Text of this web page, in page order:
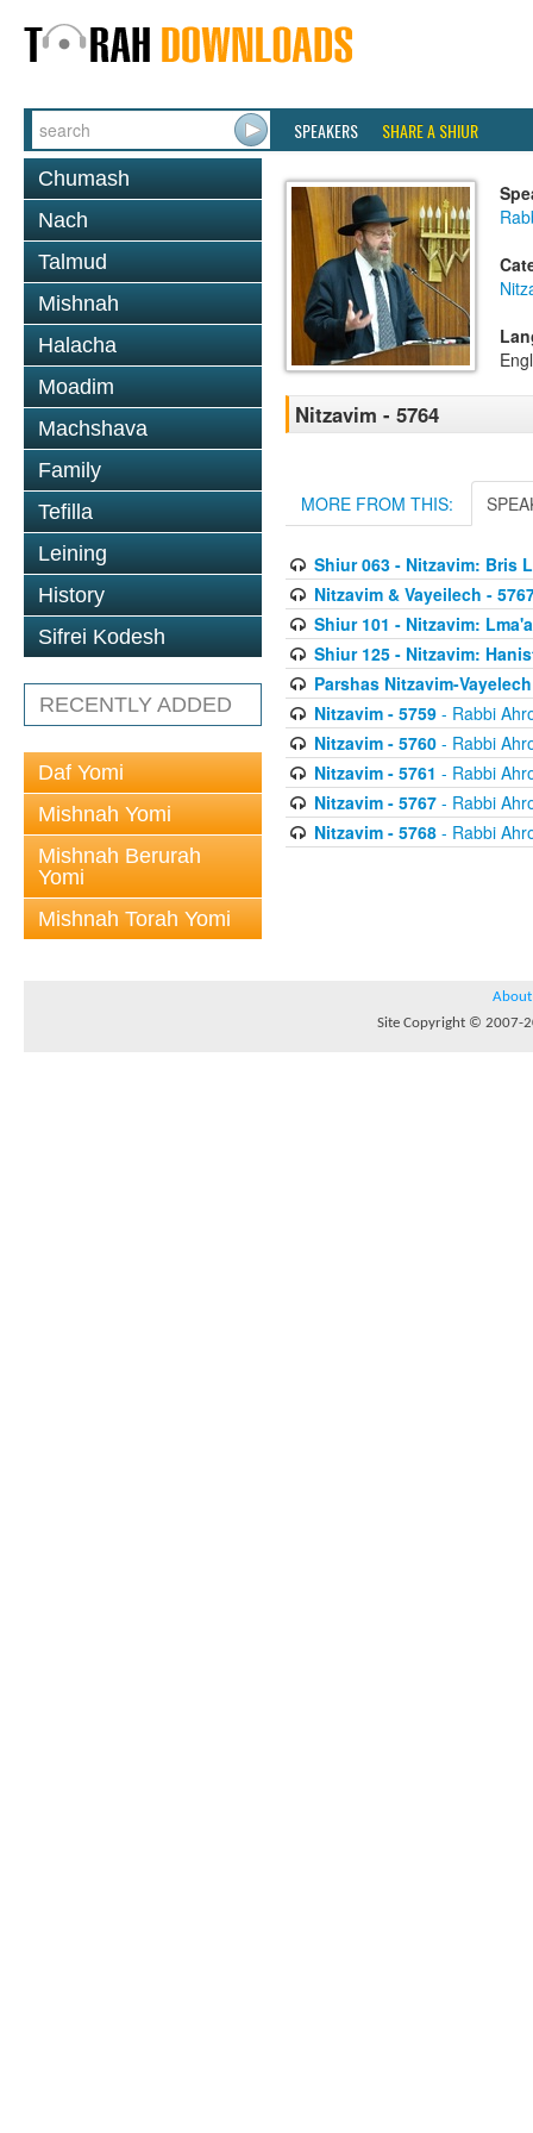
SPEAKERS SHARE A SHIUR
Chumash
Nach
Talmud
Mishnah
Halacha
Moadim
Machshava
Family
Tefilla
Leining
History
Sifrei Kodesh
RECENTLY ADDED
Daf Yomi
Mishnah Yomi
Mishnah Berurah
Yomi
Mishnah Torah Yomi
Nitzavim - 5764
MORE FROM THIS:
Shiur 063 - Nitzavim: Bris
Nitzavim & Vayeilech -
Shiur 101 - Nitzavim:
Shiur 125 - Nitzavim:
Parshas Nitzavim-
Nitzavim - 5759- Rabbi
Nitzavim - 5760- Rabbi
Nitzavim - 5761 - Rabbi
Nitzavim - 5767- Rabbi
Nitzavim - 5768- Rabbi
About
Site Copyright © 2007-